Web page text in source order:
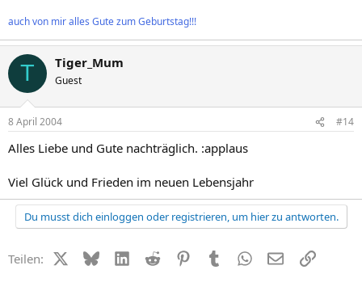
auch von mir alles Gute zum Geburtstag!!!
T Tiger_Mum
Guest
8 April 2004 #14
Alles Liebe und Gute nachträglich. :applaus
Viel Glück und Frieden im neuen Lebensjahr
Du musst dich einloggen oder registrieren, um hier zu antworten.
Teilen: X (Twitter)
BlueskyLinkedIn
Reddit PinterestTumblr WhatsApp
E-MailLink